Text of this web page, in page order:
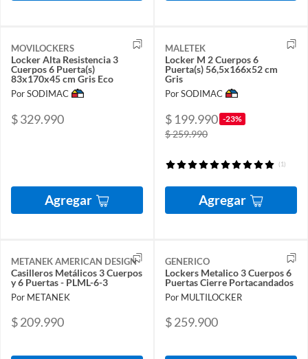
MOVILOCKERS
Locker Alta Resistencia 3
Cuerpos 6 Puerta(s)
83x170x45 cm Gris Eco
Por SODIMAC
$ 329.990
Agregar
MALETEK
Locker M 2 Cuerpos 6
Puerta(s) 56,5x166x52 cm
Gris
Por SODIMAC
$ 199.990 -23%
$ 259.990
(1)
Agregar
METANEK AMERICAN DESIGN
Casilleros Metálicos 3 Cuerpos
y 6 Puertas - PLML-6-3
Por METANEK
$ 209.990
GENERICO
Lockers Metalico 3 Cuerpos 6
Puertas Cierre Portacandados
Por MULTILOCKER
$ 259.900